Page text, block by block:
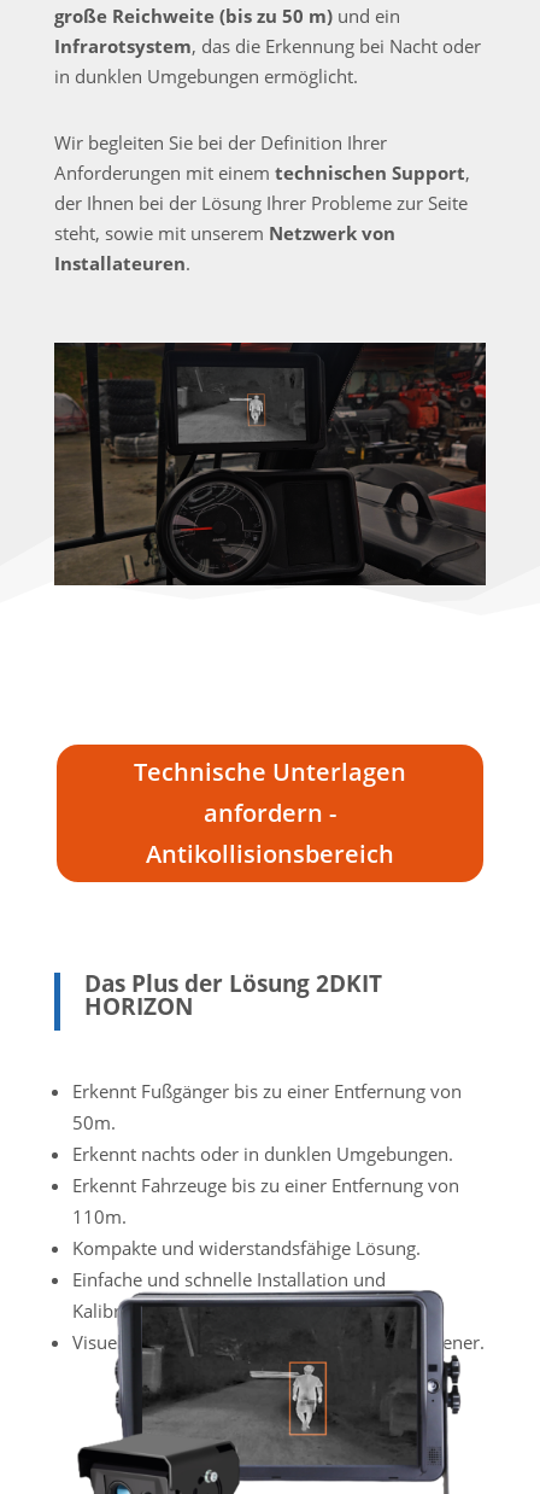
große Reichweite (bis zu 50 m)und ein
Infrarotsystem, das die Erkennung bei Nacht oder
in dunklen Umgebungen ermöglicht.
Wir begleiten Sie bei der Definition Ihrer
Anforderungen mit einem technischen Support,
der Ihnen bei der Lösung Ihrer Probleme zur Seite
steht, sowie mit unserem Netzwerk von
Installateuren.
Technische Unterlagen
anfordern -
Antikollisionsbereich
Das Plus der Lösung 2DKIT
HORIZON
Erkennt Fußgänger bis zu einer Entfernung von
50m.
Erkennt nachts oder in dunklen Umgebungen.
Erkennt Fahrzeuge bis zu einer Entfernung von
110m.
Kompakte und widerstandsfähige Lösung.
Einfache und schnelle Installation und
Kalibrierung.
Visueller und akustischer Alarm für den Bediener.